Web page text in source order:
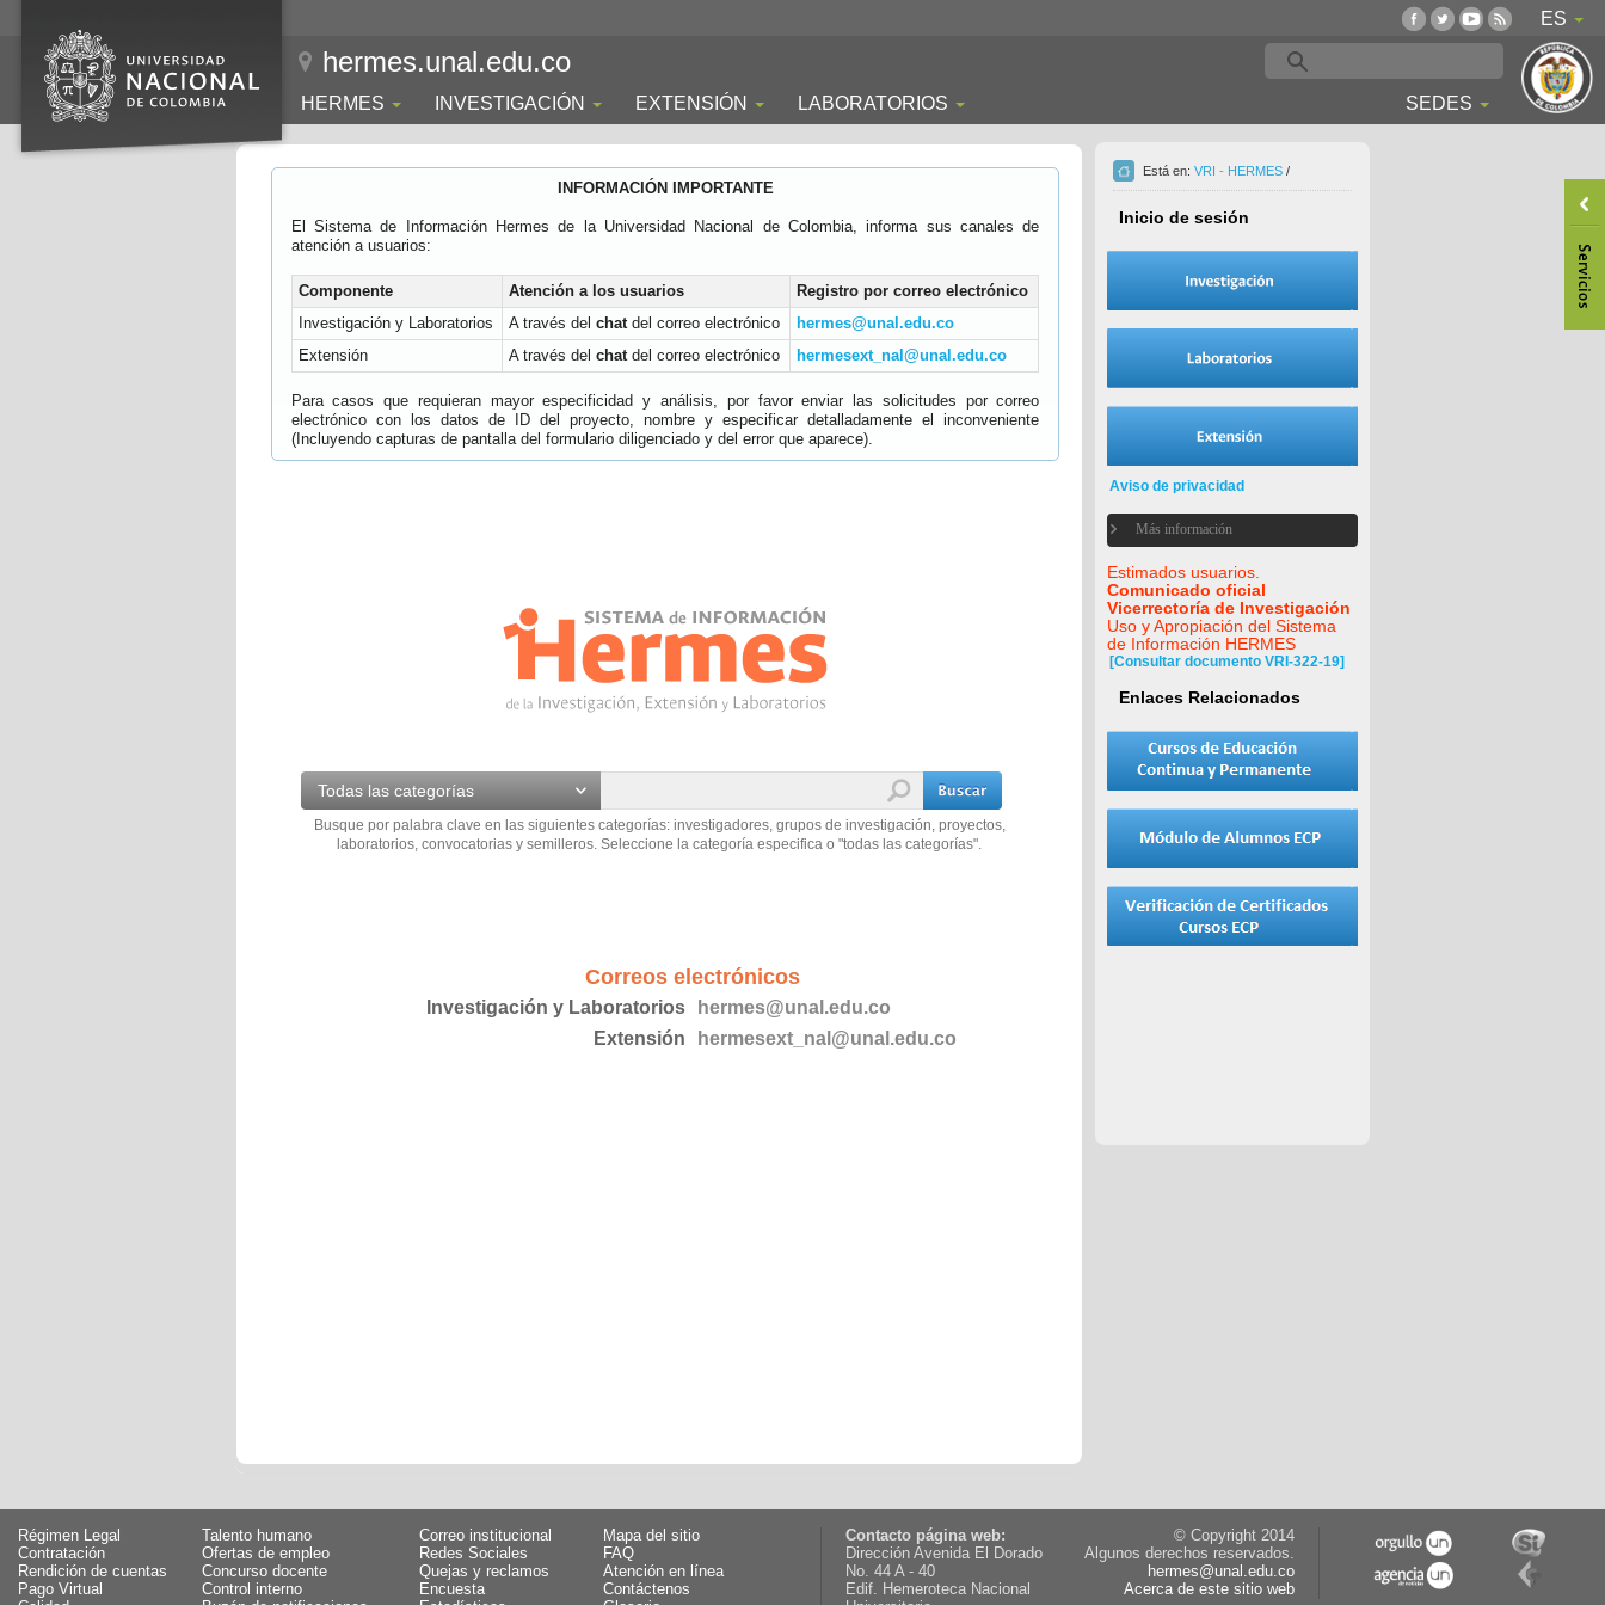
ES
hermes.unal.edu.co
HERMES INVESTIGACIÓN EXTENSIÓN LABORATORIOS SEDES
INFORMACIÓN IMPORTANTE
El Sistema de Información Hermes de la Universidad Nacional de Colombia, informa sus canales de
atención a usuarios:
Componente Atención a los usuarios
Registro por correo electrónico
Investigación y Laboratorios
A través del chatdel correo electrónico
hermes@unal.edu.co
Extensión
A través del chatdel correo electrónico hermesext_nal@unal.edu.co
Para casos que requieran mayor especificidad y análisis, por favor enviar las solicitudes por correo
electrónico con los datos de ID del proyecto, nombre y especificar detalladamente el inconveniente
(Incluyendo capturas de pantalla del formulario diligenciado y del error que aparece).
Todas las categorías
Busque por palabra clave en las siguientes categorías: investigadores, grupos de investigación, proyectos,
laboratorios, convocatorias y semilleros. Seleccione la categoría especifica o "todas las categorías".
Correos electrónicos
Investigación y Laboratorios
hermes@unal.edu.co
Extensión
hermesext_nal@unal.edu.co
Está en: VRI - HERMES /
Inicio de sesión
Aviso de privacidad
Más información
Estimados usuarios.
Comunicado oficial
Vicerrectoría de Investigación
Uso y Apropiación del Sistema
de Información HERMES
[Consultar documento VRI-322-19]
Enlaces Relacionados
Régimen Legal
Talento humano
Contratación
Ofertas de empleo
Rendición de cuentas
Concurso docente
Pago Virtual
Control interno
Correo institucional
Mapa del sitio
Redes Sociales
FAQ
Quejas y reclamos
Atención en línea
Encuesta
Contáctenos
Contacto página web:
Dirección Avenida El Dorado
No. 44 A - 40
Edif. Hemeroteca Nacional
© Copyright 2014
Algunos derechos reservados.
hermes@unal.edu.co
Acerca de este sitio web